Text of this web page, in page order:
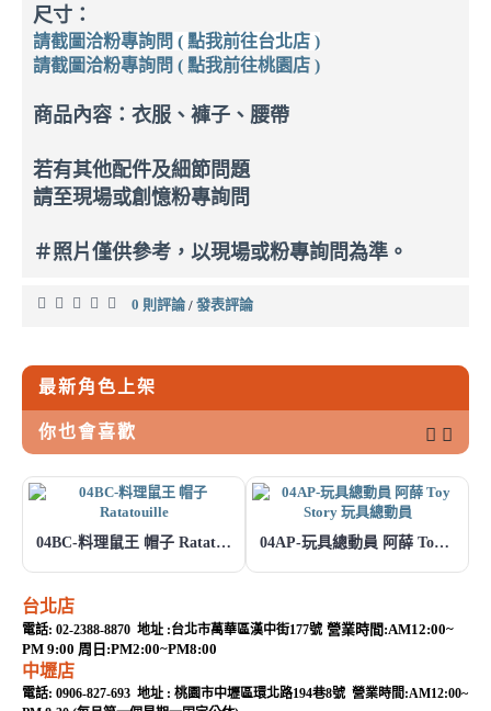
尺寸：
請截圖洽粉專詢問 ( 點我前往台北店 )
請截圖洽粉專詢問 ( 點我前往桃園店 )
商品內容：衣服、褲子、腰帶
若有其他配件及細節問題
請至現場或創憶粉專詢問
＃照片僅供參考，以現場或粉專詢問為準。
0 則評論 / 發表評論
最新角色上架
你也會喜歡
04BC-料理鼠王 帽子 Ratatouille 04AP-玩具總動員 阿薛 Toy Story 玩具總動員
台北店
電話: 02-2388-8870 地址 :台北市萬華區漢中街177號 營業時間:AM12:00~
PM 9:00 周日:PM2:00~PM8:00
中壢店
電話: 0906-827-693 地址 : 桃園市中壢區環北路194巷8號 營業時間:AM12:00~